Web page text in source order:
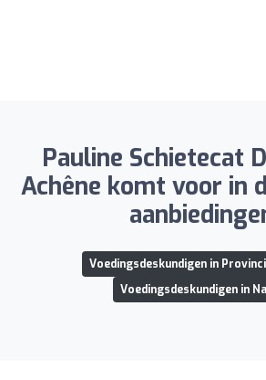
Pauline Schietecat
Achêne komt voor in
Voedingsdeskundigen in
Voedingsdeskundigen in